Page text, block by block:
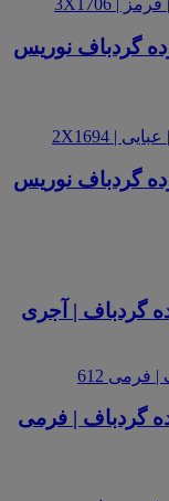
گردباف نوریس
گردباف نوریس
گردباف | آجری
گردباف | فرمی